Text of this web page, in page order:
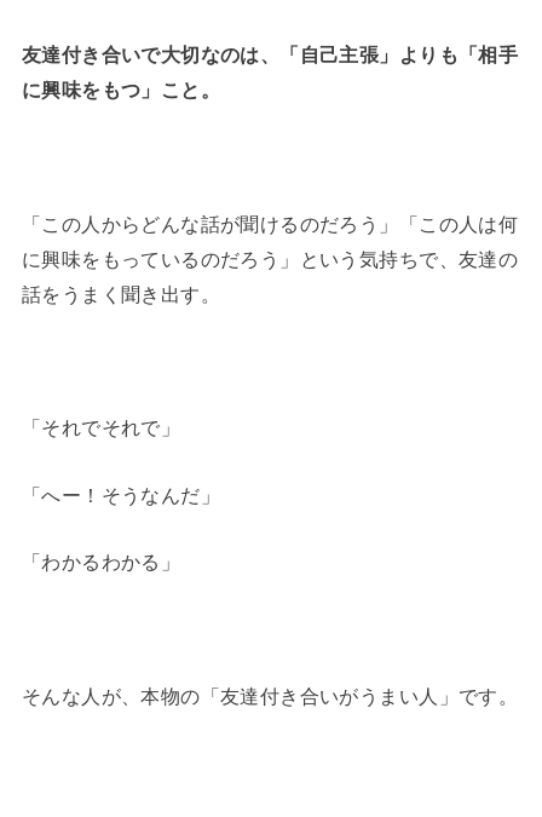
友達付き合いで大切なのは、「自己主張」よりも「相手
に興味をもつ」こと。
「この人からどんな話が聞けるのだろう」「この人は何
に興味をもっているのだろう」という気持ちで、友達の
話をうまく聞き出す。
「それでそれで」
「へー！そうなんだ」
「わかるわかる」
そんな人が、本物の「友達付き合いがうまい人」です。